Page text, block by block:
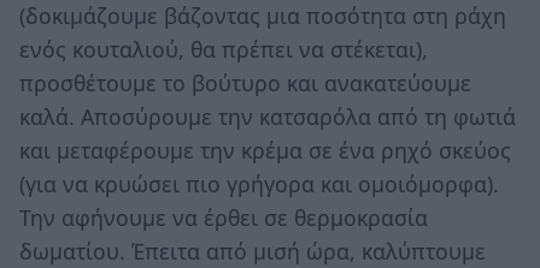
(δοκιμάζουμε βάζοντας μια ποσότητα στη ράχη
ενός κουταλιού, θα πρέπει να στέκεται),
προσθέτουμε το βούτυρο και ανακατεύουμε
καλά. Αποσύρουμε την κατσαρόλα από τη φωτιά
και μεταφέρουμε την κρέμα σε ένα ρηχό σκεύος
(για να κρυώσει πιο γρήγορα και ομοιόμορφα).
Την αφήνουμε να έρθει σε θερμοκρασία
δωματίου. Έπειτα από μισή ώρα, καλύπτουμε